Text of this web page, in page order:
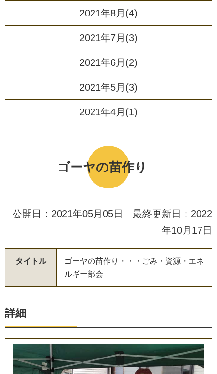
ゴーヤの苗作り
公開日：2021年05月05日 最終更新日：2022
年10月17日
タイトル ゴーヤの苗作り ・ ・ ・ ごみ ・ 資源 ・ エネ
ルギー部会
詳細
2021年8月(4)
2021年7月(3)
2021年6月(2)
2021年5月(3)
2021年4月(1)